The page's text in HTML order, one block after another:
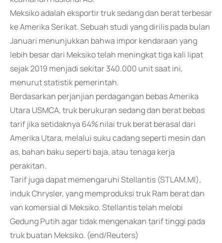
Meksiko adalah eksportir truk sedang dan berat terbesar
ke Amerika Serikat. Sebuah studi yang dirilis pada bulan
Januari menunjukkan bahwa impor kendaraan yang
lebih besar dari Meksiko telah meningkat tiga kali lipat
sejak 2019 menjadi sekitar 340.000 unit saat ini,
menurut statistik pemerintah.
Berdasarkan perjanjian perdagangan bebas Amerika
Utara USMCA, truk berukuran sedang dan berat bebas
tarif jika setidaknya 64% nilai truk berat berasal dari
Amerika Utara, melalui suku cadang seperti mesin dan
as, bahan baku seperti baja, atau tenaga kerja
perakitan.
Tarif juga dapat memengaruhi Stellantis (STLAM.MI),
induk Chrysler, yang memproduksi truk Ram berat dan
van komersial di Meksiko. Stellantis telah melobi
Gedung Putih agar tidak mengenakan tarif tinggi pada
truk buatan Meksiko. (end/Reuters)